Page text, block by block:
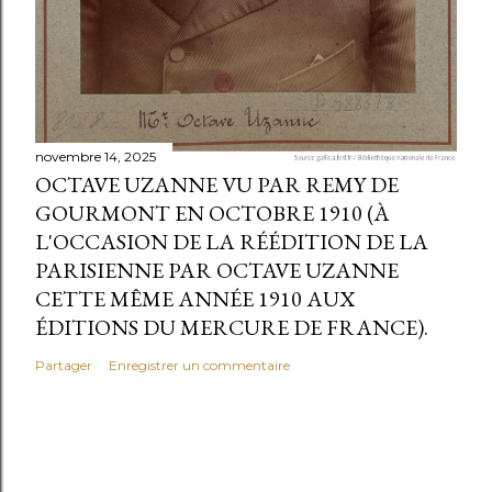
novembre 14, 2025
OCTAVE UZANNE VU PAR REMY DE
GOURMONT EN OCTOBRE 1910 (À
L'OCCASION DE LA RÉÉDITION DE LA
PARISIENNE PAR OCTAVE UZANNE
CETTE MÊME ANNÉE 1910 AUX
ÉDITIONS DU MERCURE DE FRANCE).
Partager Enregistrer un commentaire